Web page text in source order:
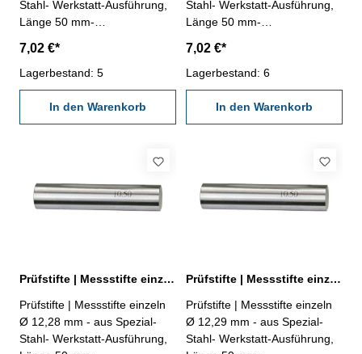
Stahl- Werkstatt-Ausführung,
Länge 50 mm-
Behältnis Abmessung: Ø
12,26 mm
7,02 €*
Lagerbestand: 5
In den Warenkorb
Stahl- Werkstatt-Ausführung,
Länge 50 mm-
Behältnis Abmessung: Ø
12,27 mm
7,02 €*
Lagerbestand: 6
In den Warenkorb
Prüfstifte | Messstifte einzeln Ø 12,28 mm ± 0,002 mm
Prüfstifte | Messstifte einzeln
Ø 12,28 mm - aus Spezial-
Stahl- Werkstatt-Ausführung,
Prüfstifte | Messstifte einzeln Ø 12,29 mm ± 0,002 mm
Prüfstifte | Messstifte einzeln
Ø 12,29 mm - aus Spezial-
Stahl- Werkstatt-Ausführung,